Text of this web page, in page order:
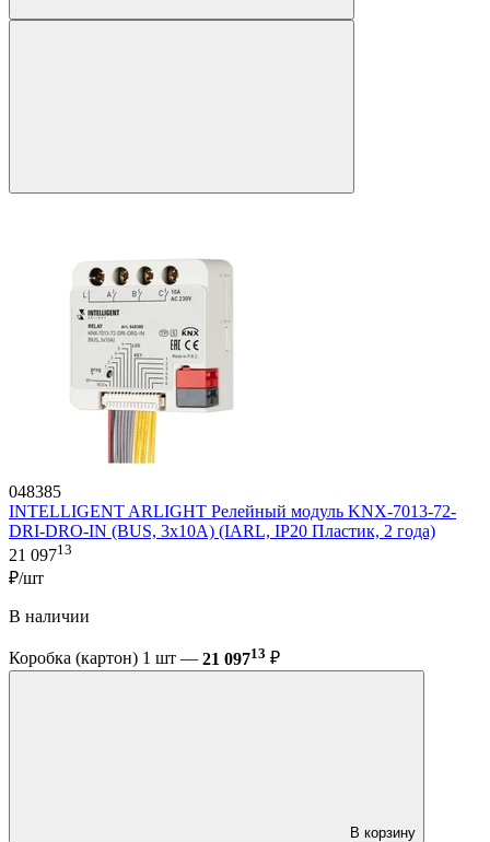
048385
INTELLIGENT ARLIGHT Релейный модуль KNX-7013-72-
DRI-DRO-IN (BUS, 3x10A) (IARL, IP20 Пластик, 2 года)
21 09713
₽/шт
В наличии
Коробка (картон) 1 шт — 21 09713 ₽
В корзину